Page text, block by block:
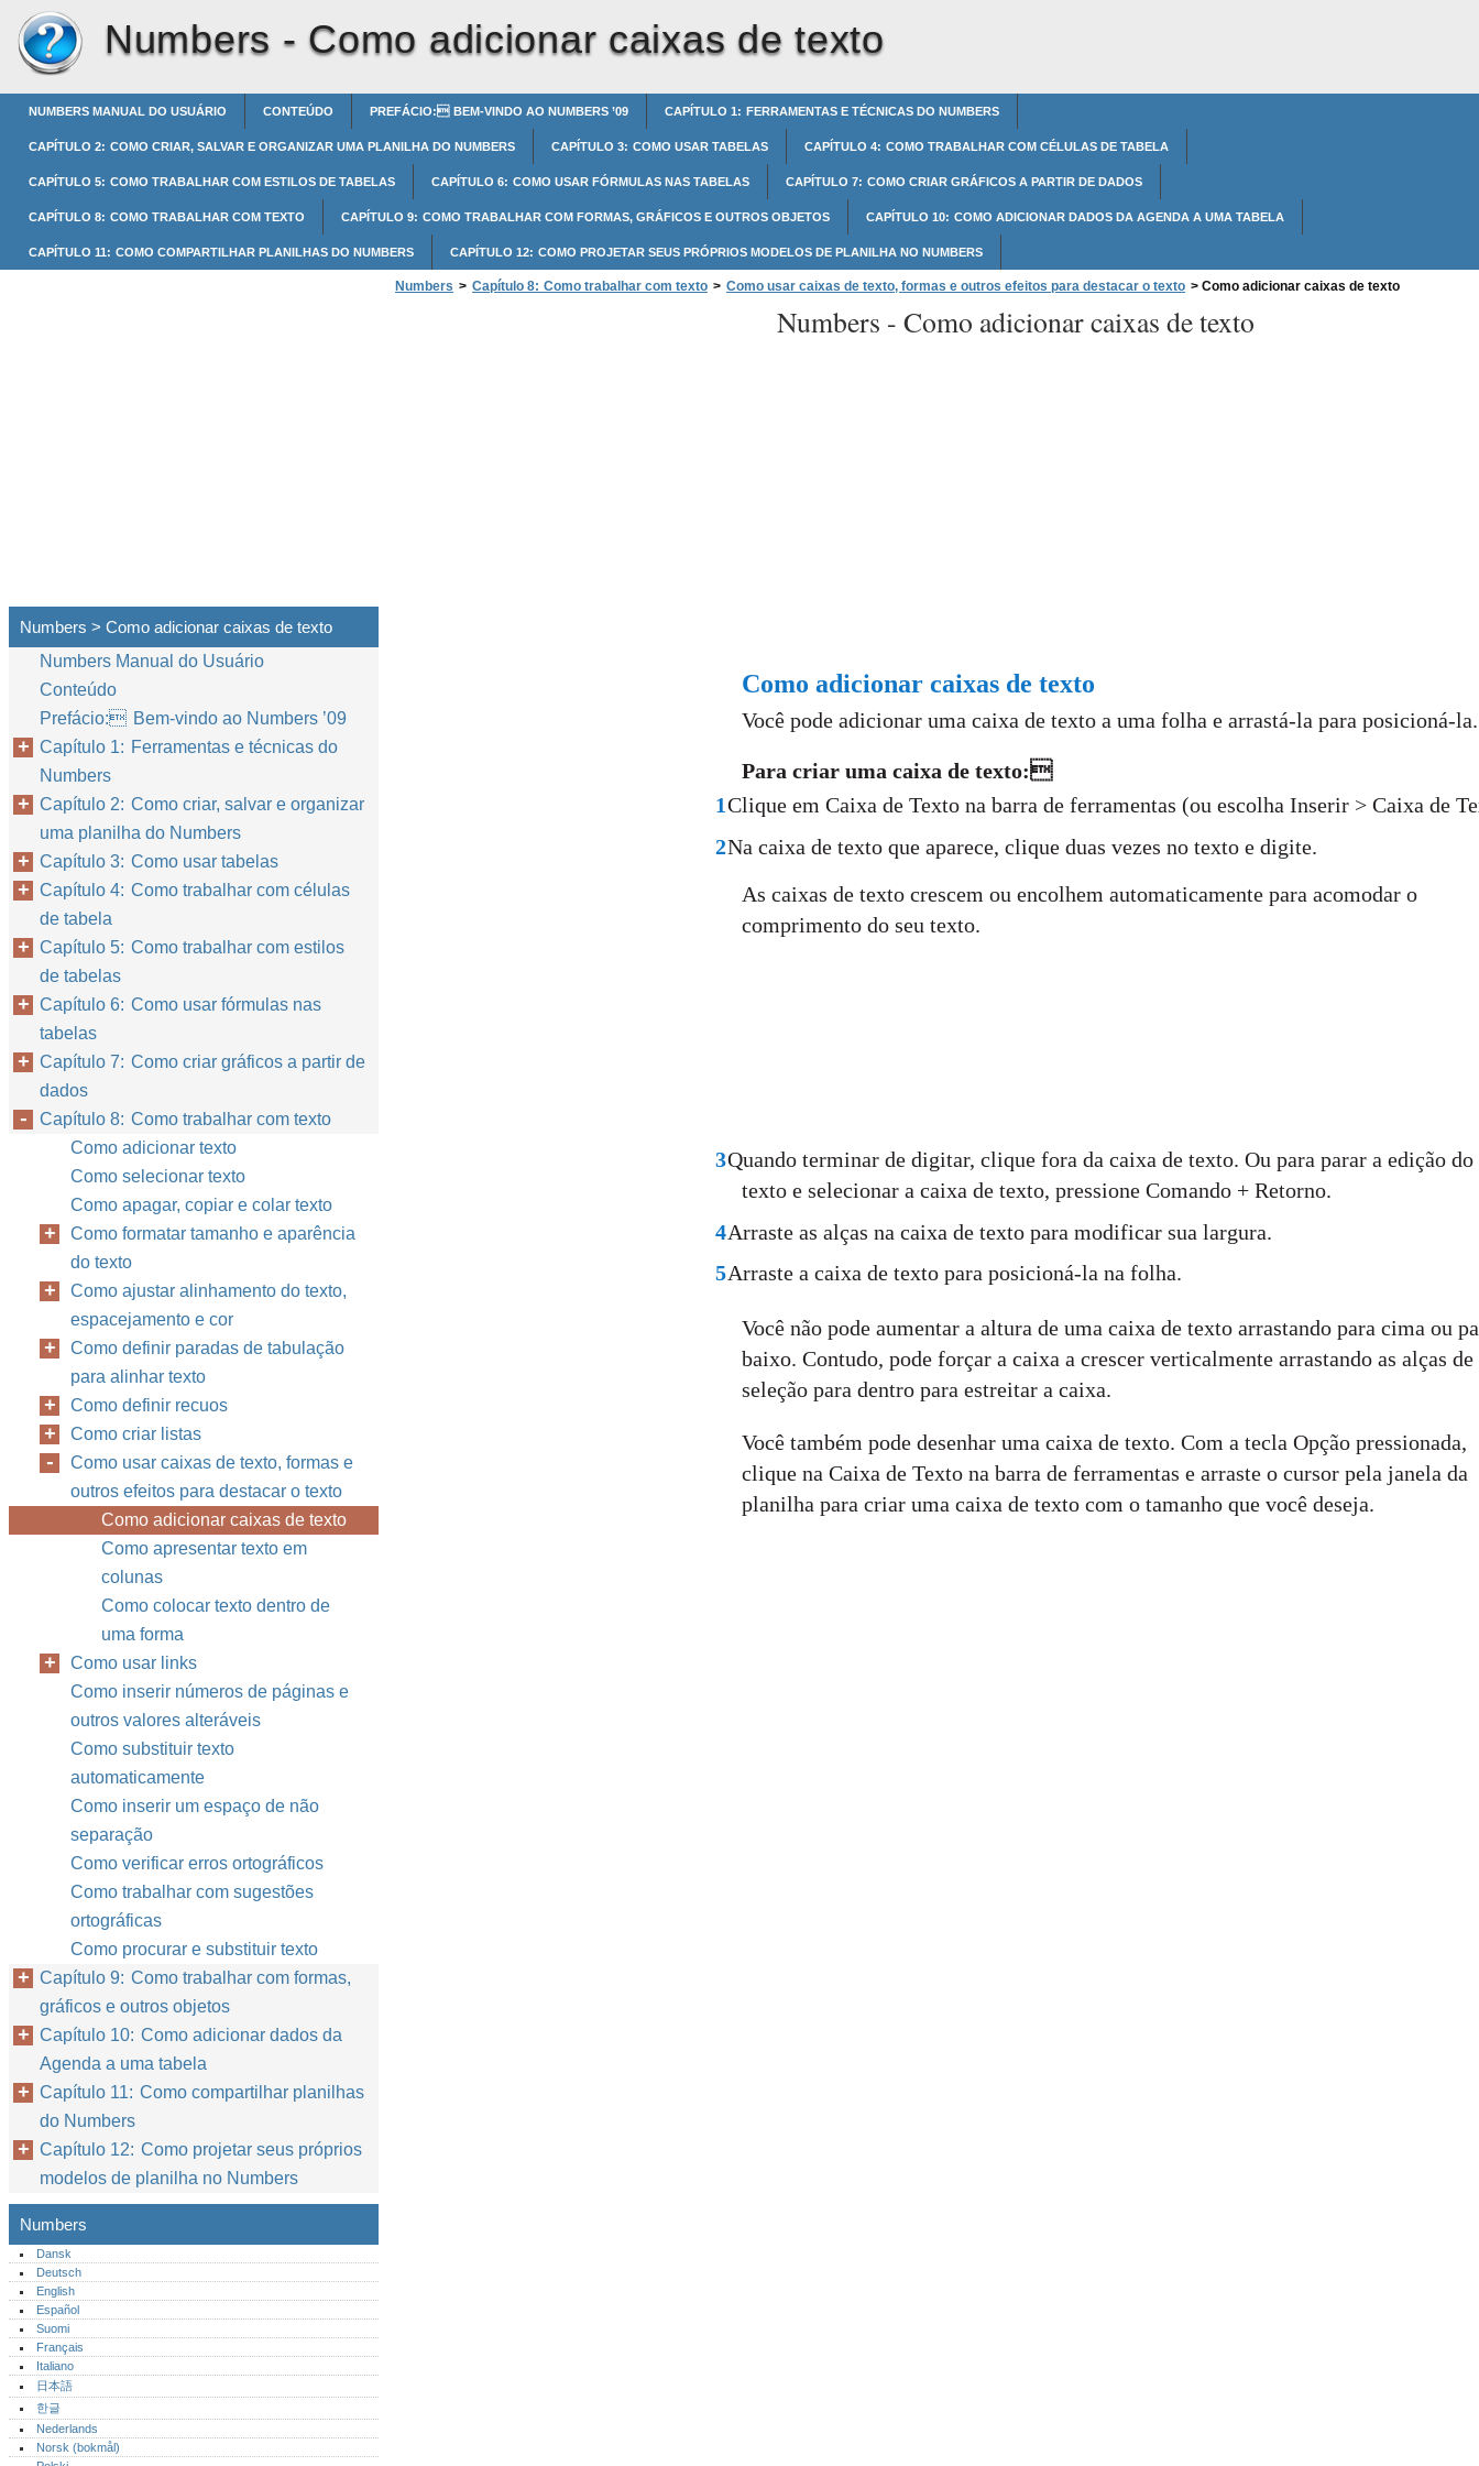
Numbers -Como adicionar caixas de texto
NUMBERS MANUAL DO USUÁRIO CONTEÚDO PREFÁCIO: BEM-VINDO AO NUMBERS ’09 CAPÍTULO 1: FERRAMENTAS E TÉCNICAS DO NUMBERS
CAPÍTULO 2: COMO CRIAR, SALVAR E ORGANIZAR UMA PLANILHA DO NUMBERS CAPÍTULO 3: COMO USAR TABELAS CAPÍTULO 4: COMO TRABALHAR COM CÉLULAS DE TABELA
CAPÍTULO 5: COMO TRABALHAR COM ESTILOS DE TABELAS CAPÍTULO 6: COMO USAR FÓRMULAS NAS TABELAS CAPÍTULO 7: COMO CRIAR GRÁFICOS A PARTIR DE DADOS
CAPÍTULO 8: COMO TRABALHAR COM TEXTO CAPÍTULO 9: COMO TRABALHAR COM FORMAS, GRÁFICOS E OUTROS OBJETOS CAPÍTULO 10: COMO ADICIONAR DADOS DA AGENDA A UMA TABELA
CAPÍTULO 11: COMO COMPARTILHAR PLANILHAS DO NUMBERS CAPÍTULO 12: COMO PROJETAR SEUS PRÓPRIOS MODELOS DE PLANILHA NO NUMBERS
Numbers > Capítulo 8: Como trabalhar com texto > Como usar caixas de texto, formas e outros efeitos para destacar o texto > Como adicionar caixas de texto
Numbers - Como adicionar caixas de texto
Como adicionar caixas de texto
Você pode adicionar uma caixa de texto a uma folha e arrastá-la para posicioná-la.
Para criar uma caixa de texto:
1Clique em Caixa de Texto na barra de ferramentas (ou escolha Inserir > Caixa de
2Na caixa de texto que aparece, clique duas vezes no texto e digite.
As caixas de texto crescem ou encolhem automaticamente para acomodar o
comprimento do seu texto.
3Quando terminar de digitar, clique fora da caixa de texto. Ou para parar a edição do
texto e selecionar a caixa de texto, pressione Comando + Retorno.
4Arraste as alças na caixa de texto para modificar sua largura.
5Arraste a caixa de texto para posicioná-la na folha.
Você não pode aumentar a altura de uma caixa de texto arrastando para cima ou
baixo. Contudo, pode forçar a caixa a crescer verticalmente arrastando as alças de
seleção para dentro para estreitar a caixa.
Você também pode desenhar uma caixa de texto. Com a tecla Opção pressionada,
clique na Caixa de Texto na barra de ferramentas e arraste o cursor pela janela da
planilha para criar uma caixa de texto com o tamanho que você deseja.
Numbers > Como adicionar caixas de texto
Numbers Manual do Usuário
Conteúdo
Prefácio: Bem-vindo ao Numbers ’09
Capítulo 1: Ferramentas e técnicas do
Numbers
Capítulo 2: Como criar, salvar e organizar
uma planilha do Numbers
Capítulo 3: Como usar tabelas
Capítulo 4: Como trabalhar com células
de tabela
Capítulo 5: Como trabalhar com estilos
de tabelas
Capítulo 6: Como usar fórmulas nas
tabelas
Capítulo 7: Como criar gráficos a partir de
dados
Capítulo 8: Como trabalhar com texto
Como adicionar texto
Como selecionar texto
Como apagar, copiar e colar texto
Como formatar tamanho e aparência
do texto
Como ajustar alinhamento do texto,
espacejamento e cor
Como definir paradas de tabulação
para alinhar texto
Como definir recuos
Como criar listas
Como usar caixas de texto, formas e
outros efeitos para destacar o texto
Como adicionar caixas de texto
Como apresentar texto em
colunas
Como colocar texto dentro de
uma forma
Como usar links
Como inserir números de páginas e
outros valores alteráveis
Como substituir texto
automaticamente
Como inserir um espaço de não
separação
Como verificar erros ortográficos
Como trabalhar com sugestões
ortográficas
Como procurar e substituir texto
Capítulo 9: Como trabalhar com formas,
gráficos e outros objetos
Capítulo 10: Como adicionar dados da
Agenda a uma tabela
Capítulo 11: Como compartilhar planilhas
do Numbers
Capítulo 12: Como projetar seus próprios
modelos de planilha no Numbers
Numbers
Dansk
Deutsch
English
Español
Suomi
Français
Italiano
日本語
한글
Nederlands
Norsk (bokmål)‎